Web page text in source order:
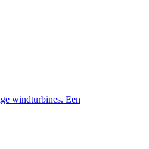
windturbines. Een